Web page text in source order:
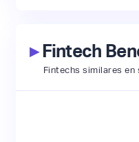
▸Fintech
Fintechs similares